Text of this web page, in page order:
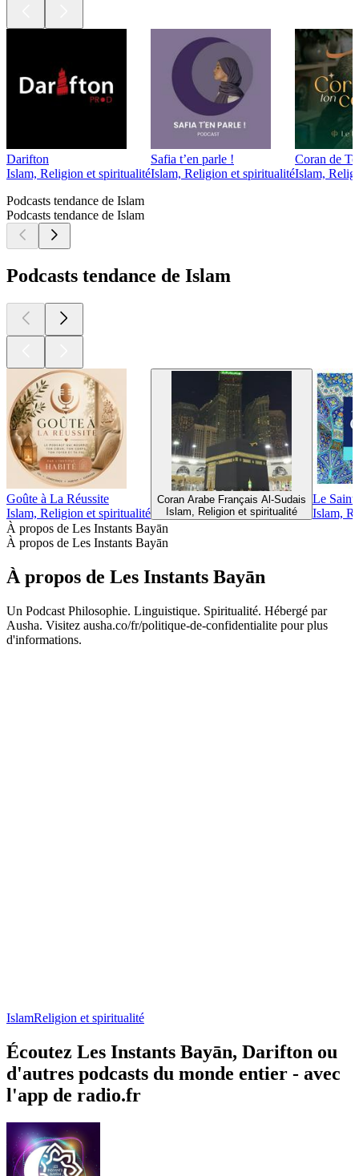
Darifton
Islam, Religion et spiritualité
Safia t’en parle !
Islam, Religion et spiritualité
Coran de
Islam,
Podcasts tendance de Islam
Podcasts tendance de Islam
Podcasts tendance de Islam
Goûte à La Réussite
Islam, Religion et spiritualité
Coran Arabe Français Al-Sudais
Islam, Religion et spiritualité
Le Saint
Islam,
À propos de Les Instants Bayān
À propos de Les Instants Bayān
À propos de Les Instants Bayān
Un Podcast Philosophie. Linguistique. Spiritualité. Hébergé par
Ausha. Visitez ausha.co/fr/politique-de-confidentialite pour plus
d'informations.
IslamReligion et spiritualité
Écoutez Les Instants Bayān, Darifton ou
d'autres podcasts du monde entier - avec
l'app de radio.fr